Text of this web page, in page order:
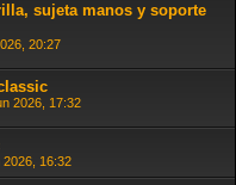
sujeta manos y soporte
20:27
2026, 17:32
2026, 16:32